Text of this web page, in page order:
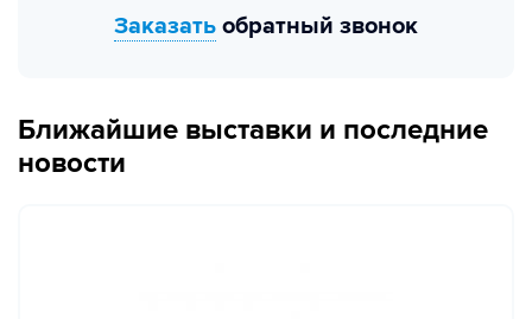
Заказать обратный звонок
Ближайшие выставки и последние
новости